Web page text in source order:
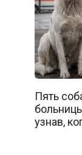
Пять
узнав,